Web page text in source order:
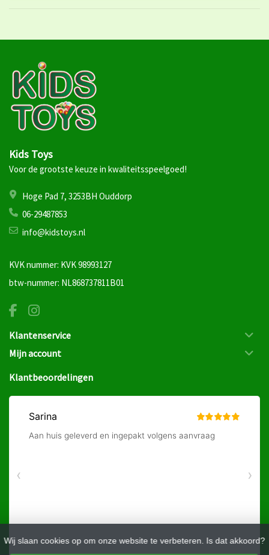
Wij slaan cookies op om onze website te verbeteren. Is dat akkoord?
Kids Toys
Voor de grootste keuze in kwaliteitsspeelgoed!
Hoge Pad 7, 3253BH Ouddorp
06-29487853
info@kidstoys.nl
KVK nummer: KVK 98993127
btw-nummer: NL868737811B01
Klantenservice
Mijn account
Klantbeoordelingen